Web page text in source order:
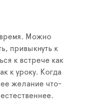
Можно
привыкнуть к
к встрече как
к уроку. Когда
желание что-